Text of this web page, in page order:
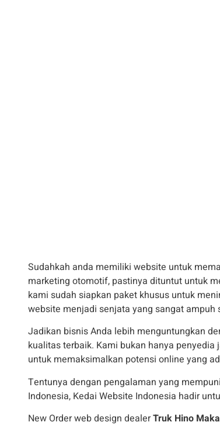
Sudahkah anda memiliki website untuk
marketing otomotif, pastinya dituntut untuk
kami sudah siapkan paket khusus untuk
website menjadi senjata yang sangat
Jadikan bisnis Anda lebih menguntungkan
kualitas terbaik. Kami bukan hanya
untuk memaksimalkan potensi online yang
Tentunya dengan pengalaman yang
Indonesia, Kedai Website Indonesia hadir
New Order web design dealerTruk Hino